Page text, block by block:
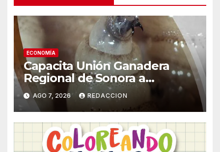
ECONOMÍA
Capacita Unión Ganadera
Regional de Sonora a
productores ante la eventual
llegada del gusano
barrenador
AGO 7, 2026 REDACCION